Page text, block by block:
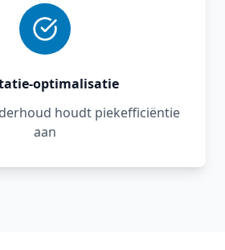
houdt piekefficiëntie
aan